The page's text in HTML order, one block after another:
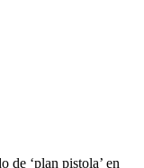
de ‘plan pistola’ en